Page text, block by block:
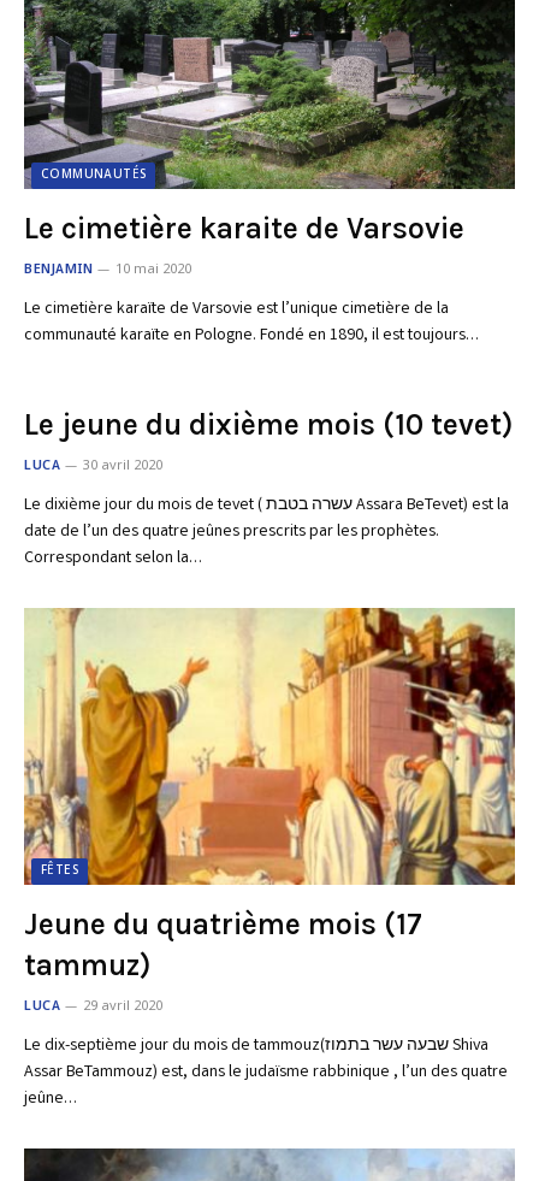
COMMUNAUTÉS
Le cimetière karaite de Varsovie
BENJAMIN 10 mai 2020
Le cimetière karaïte de Varsovie est l’unique cimetière de la
communauté karaïte en Pologne. Fondé en 1890, il est toujours…
Le jeune du dixième mois (10 tevet)
LUCA 30 avril 2020
Le dixième jour du mois de tevet ( עשרה בטבת Assara BeTevet) est la
date de l’un des quatre jeûnes prescrits par les prophètes.
Correspondant selon la…
FÊTES
Jeune du quatrième mois (17
tammuz)
LUCA 29 avril 2020
Le dix-septième jour du mois de tammouz(שבעה עשר בתמוז Shiva
Assar BeTammouz) est, dans le judaïsme rabbinique , l’un des quatre
jeûne…